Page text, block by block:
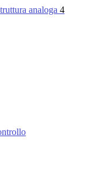
analoga 4